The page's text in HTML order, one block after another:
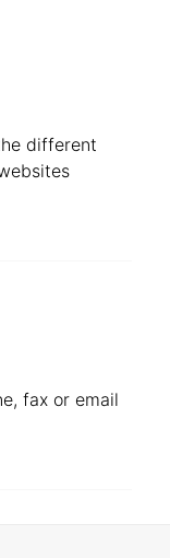
different
fax or email